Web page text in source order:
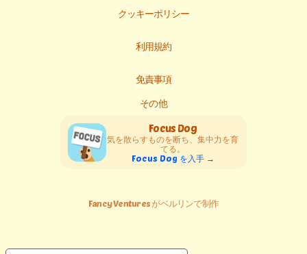
クッキーポリシー
利用規約
免責事項
その他
Focus Dog
気を散らすものを断ち、集中力を育
てる。
Focus Dog を入手 →
Fancy Ventures がベルリンで制作